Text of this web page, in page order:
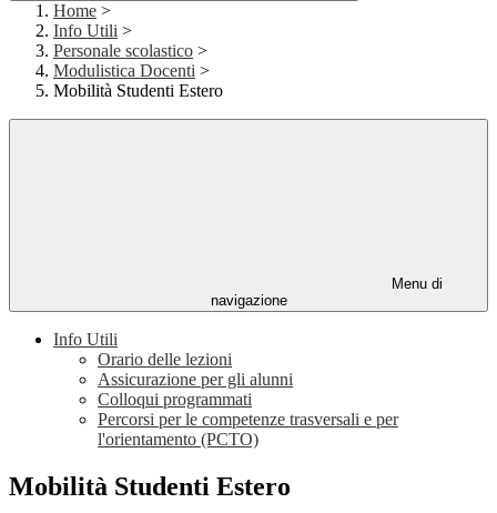
Home >
Info Utili >
Personale scolastico >
Modulistica Docenti >
Mobilità Studenti Estero
Menu di
navigazione
Info Utili
Orario delle lezioni
Assicurazione per gli alunni
Colloqui programmati
Percorsi per le competenze trasversali e per
l'orientamento (PCTO)
Mobilità Studenti Estero